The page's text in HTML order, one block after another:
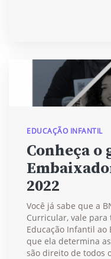
EDUCAÇÃO INFANTIL
Conheça o
2022
Você já sabe que a
Curricular, vale para
Educação Infantil ao
que ela determina
são direito de todos